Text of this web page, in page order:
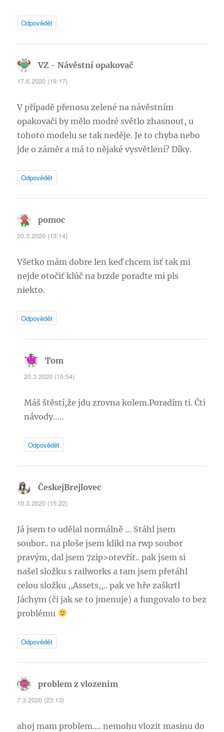
Odpovědět
VZ - Návěstní opakovač
17.6.2020 (19:17)
V případě přenosu zelené na návěstním
opakovači by mělo modré světlo zhasnout, u
tohoto modelu se tak neděje. Je to chyba nebo
jde o záměr a má to nějaké vysvětlení? Díky.
Odpovědět
pomoc
20.3.2020 (13:14)
Všetko mám dobre len keď chcem isť tak mi
nejde otočiť klúč na brzde poradte mi pls
niekto.
Odpovědět
Tom
20.3.2020 (15:54)
Máš štěstí,že jdu zrovna kolem.Poradím ti. Čti
návody…..
Odpovědět
ČeskejBrejlovec
10.3.2020 (15:22)
Já jsem to udělal normálně … Stáhl jsem
soubor.. na ploše jsem klikl na rwp soubor
pravým, dal jsem 7zip>otevřít.. pak jsem si
našel složku s railworks a tam jsem přetáhl
celou složku ,,Assets,,.. pak ve hře zaškrtl
Jáchym (či jak se to jmenuje) a fungovalo to bez
problému
Odpovědět
problem z vlozenim
7.3.2020 (23:13)
ahoj mam problem…. nemohu vlozit masinu do